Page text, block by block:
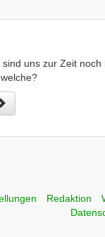
uns zur Zeit noch
Redaktion